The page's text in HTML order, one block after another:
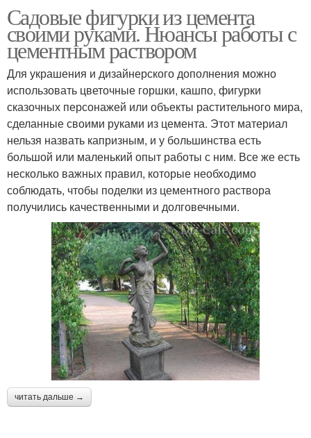
Садовые фигурки из цемента
своими руками. Нюансы работы с
цементным раствором
Для украшения и дизайнерского дополнения можно
использовать цветочные горшки, кашпо, фигурки
сказочных персонажей или объекты растительного мира,
сделанные своими руками из цемента. Этот материал
нельзя назвать капризным, и у большинства есть
большой или маленький опыт работы с ним. Все же есть
несколько важных правил, которые необходимо
соблюдать, чтобы поделки из цементного раствора
получились качественными и долговечными.
читать дальше →